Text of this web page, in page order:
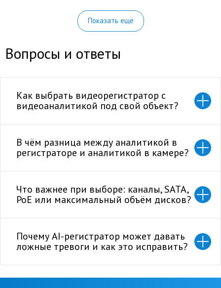
Показать ещё
Вопросы и ответы
Как выбрать видеорегистратор с
видеоаналитикой под свой объект?
В чём разница между аналитикой в
регистраторе и аналитикой в камере?
Что важнее при выборе: каналы, SATA,
PoE или максимальный объём дисков?
Почему AI-регистратор может давать
ложные тревоги и как это исправить?